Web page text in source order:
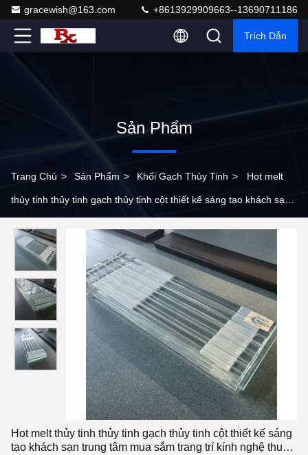
gracewish@163.com +8613929909663--13690711186
Trích Dẫn
Sản Phẩm
Trang Chủ > Sản Phẩm > Khối Gạch Thủy Tinh > Hot melt
thủy tinh thủy tinh gạch thủy tinh cột thiết kế sáng tạo khách sạn
Hot melt thủy tinh thủy tinh gạch thủy tinh cột thiết kế sáng
tạo khách sạn trung tâm mua sắm trang trí kính nghệ thuật